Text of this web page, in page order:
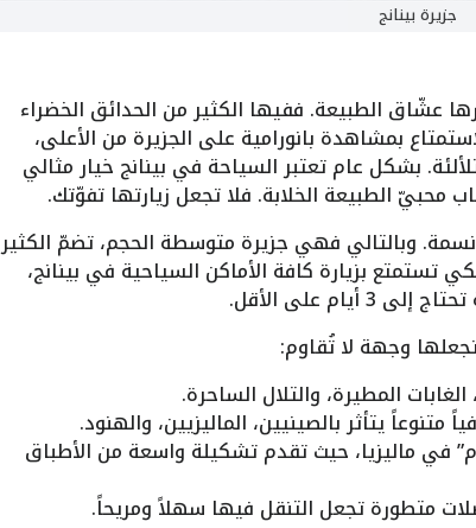
جزيرة بينانج
عشّاق الطبيعة. ففيها الكثير من الحدائق الخضراء
بمشاهدة بانورامية على الجزيرة من الأعلى،
بشكل عام تعتبر السياحة في بينانج خيار مثالي
محبيّ الطبيعة الخلابة. فلا تجعل زيارتها تفوّتك.
حوالي 795,000 نسمة. وبالتالي فهي جزيرة متوسطة الحجم، تضمّ الكثير
تستمتع بزيارة كافة الأماكن السياحية في بينانج،
على الأقل.
وجهة لا تُقاوم:
المطيرة، والتلال الساحرة.
متنوعاً يتأثر بالصينيين، الماليزيين، والهنود.
في ماليزيا، حيث تقدم تشكيلة واسعة من الأطباق
متطورة تجعل التنقل فيها سهلاً ومريحاً.